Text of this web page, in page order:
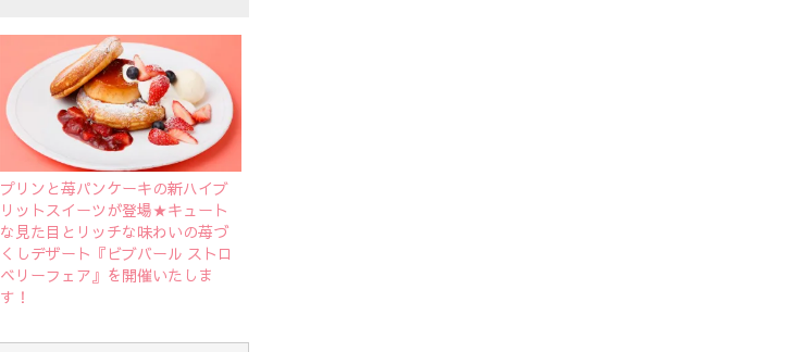
プリンと苺パンケーキの新ハイブ
リットスイーツが登場★キュート
な見た目とリッチな味わいの苺づ
くしデザート『ビブバール ストロ
ベリーフェア』を開催いたしま
す！